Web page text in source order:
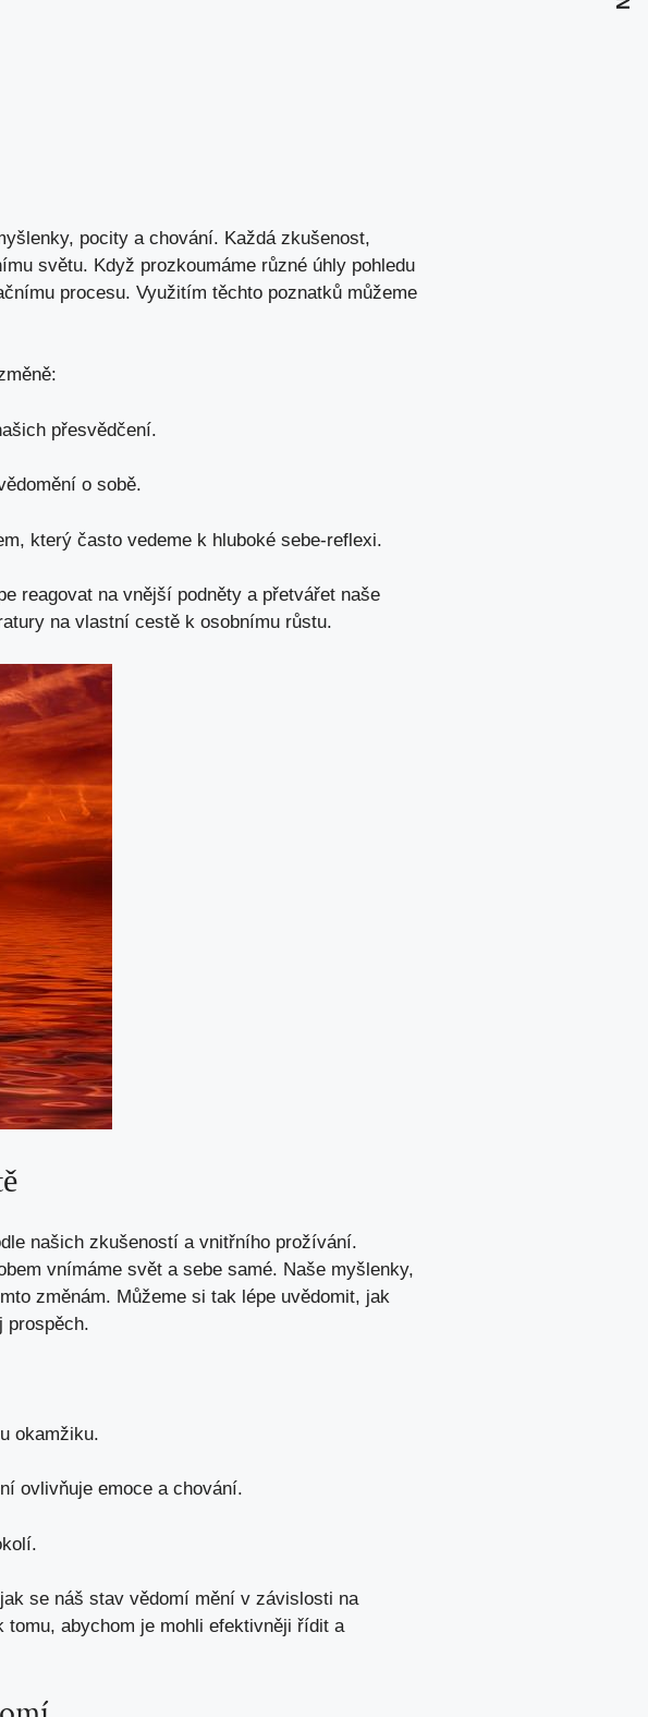
pocity a chování. Každá zkušenost,
světu. Když prozkoumáme různé úhly pohledu
procesu. Využitím těchto poznatků můžeme
přesvědčení.
o sobě.
který často vedeme k hluboké sebe-reflexi.
reagovat na vnější podněty a přetvářet naše
na vlastní cestě k osobnímu růstu.
našich zkušeností a vnitřního prožívání.
vnímáme svět a sebe samé. Naše myšlenky,
změnám. Můžeme si tak lépe uvědomit, jak
prospěch.
okamžiku.
ovlivňuje emoce a chování.
se náš stav vědomí mění v závislosti na
abychom je mohli efektivněji řídit a